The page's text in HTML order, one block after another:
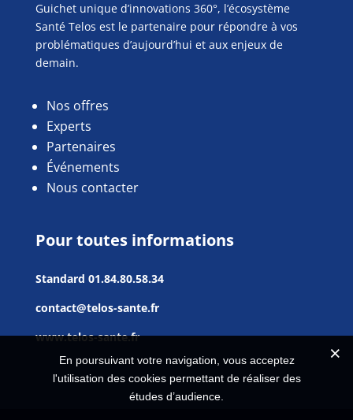
Guichet unique d’innovations 360°, l’écosystème
Santé Telos est le partenaire pour répondre à vos
problématiques d’aujourd’hui et aux enjeux de
demain.
Nos offres
Experts
Partenaires
Événements
Nous contacter
Pour toutes informations
Standard 01.84.80.58.34
contact@telos-sante.fr
www.telos-sante.fr
En poursuivant votre navigation, vous acceptez
l'utilisation des cookies permettant de réaliser des
études d’audience.